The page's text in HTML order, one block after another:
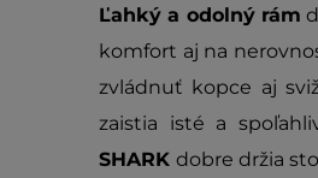
Ľahký a odolný rám
komfort aj na
zvládnuť kopce aj
zaistia isté a
SHARK dobre držia